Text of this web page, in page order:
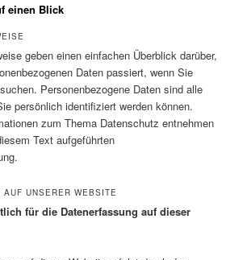
einen Blick
geben einen einfachen Überblick darüber,
Daten passiert, wenn Sie
Personenbezogene Daten sind alle
persönlich identifiziert werden können.
zum Thema Datenschutz entnehmen
Text aufgeführten
AUF UNSERER WEBSITE
für die Datenerfassung auf dieser